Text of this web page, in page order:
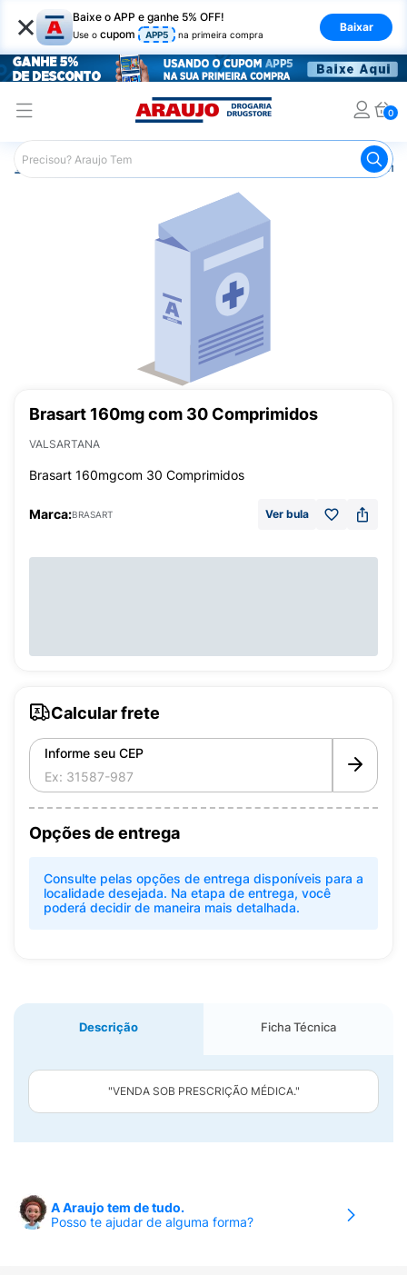
× Baixe o APP e ganhe 5% OFF!
Use o cupom APP5 na primeira compra
Baixar
0
Araujo Medicamentos
Brasart 160mg com 30 Comprimidos
VALSARTANA
Brasart 160mgcom 30 Comprimidos
Marca:BRASART Ver bula
Calcular frete
Informe seu CEP
Opções de entrega
Consulte pelas opções de entrega disponíveis para a
localidade desejada. Na etapa de entrega, você
poderá decidir de maneira mais detalhada.
Descrição Ficha Técnica
"VENDA SOB PRESCRIÇÃO MÉDICA."
A Araujo tem de tudo.
Posso te ajudar de alguma forma?